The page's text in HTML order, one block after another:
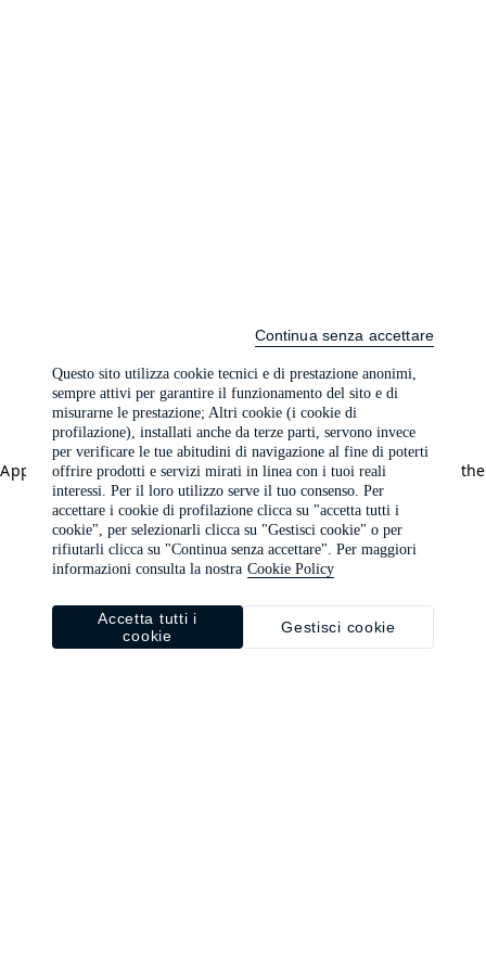
Application error: a client-side exception has occurred (see the
browser console for more information).
Questo sito utilizza cookie tecnici e di prestazione anonimi,
sempre attivi per garantire il funzionamento del sito e di
misurarne le prestazione; Altri cookie (i cookie di
profilazione), installati anche da terze parti, servono invece
per verificare le tue abitudini di navigazione al fine di poterti
offrire prodotti e servizi mirati in linea con i tuoi reali
interessi. Per il loro utilizzo serve il tuo consenso. Per
accettare i cookie di profilazione clicca su "accetta tutti i
cookie", per selezionarli clicca su "Gestisci cookie" o per
rifiutarli clicca su "Continua senza accettare". Per maggiori
informazioni consulta la nostra Cookie Policy
Gestisci cookie
Accetta tutti i
cookie
Continua senza accettare